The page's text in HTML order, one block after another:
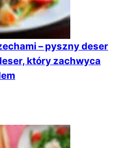
– pyszny deser
który zachwyca